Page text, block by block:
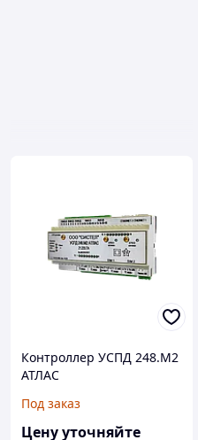
Контроллер УСПД 248.М2
АТЛАС
Под заказ
Цену уточняйте